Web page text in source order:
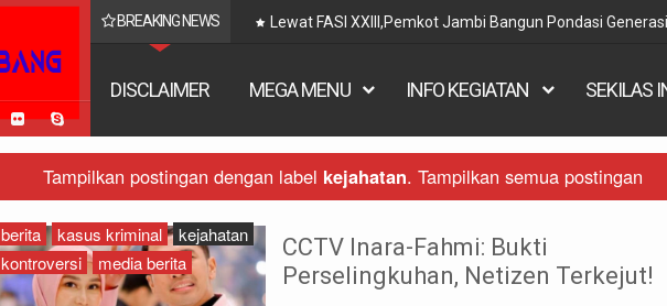
BREAKING NEWS Lewat FASI XXIII,Pemkot Jambi Bangun Pondasi
DISCLAIMER MEGA MENU INFO KEGIATAN SEKILAS
Tampilkan postingan dengan label kejahatan. Tampilkan semua postingan
CCTV Inara-Fahmi: Bukti
Perselingkuhan, Netizen Terkejut!
berita kasus kriminal
kejahatan
kontroversi
media berita